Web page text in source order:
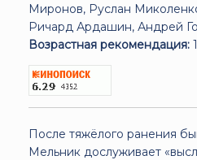
Миронов, Руслан
Ричард Ардашин, Андрей
Возрастная рекомендация:
После тяжёлого ранения
Мельник дослуживает